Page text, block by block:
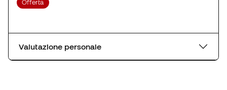
Offerta
Valutazione personale